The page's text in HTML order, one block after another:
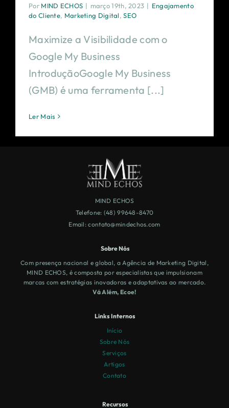
Por MIND ECHOS | março 19th, 2023 | Engajamento
do Cliente, Marketing Digital,SEO
Maximize a Visibilidade com o
Google My Business
IntroduçãoGoogle My Business
(GMB) é uma ferramenta [...]
Ler Mais
MIND ECHOS
Telefone: (48) 99648-8470
Email:contato@mindechos.com
Sobre Nós
Com presença nacional e global, a Agência de Marketing Digital,
MIND ECHOS, é composta por especialistas que impulsionam
marcas com estratégias inovadoras e adaptativas ao mercado.
Vá Além, Ecoe!
Links Internos
Início
Sobre Nós
Serviços
Artigos
Contato
Recursos